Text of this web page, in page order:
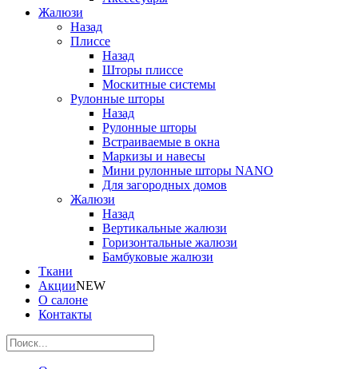
Жалюзи
Назад
Плиссе
Назад
Шторы плиссе
Москитные системы
Рулонные шторы
Назад
Рулонные шторы
Встраиваемые в окна
Маркизы и навесы
Мини рулонные шторы NANO
Для загородных домов
Жалюзи
Назад
Вертикальные жалюзи
Горизонтальные жалюзи
Бамбуковые жалюзи
Ткани
АкцииNEW
О салоне
Контакты